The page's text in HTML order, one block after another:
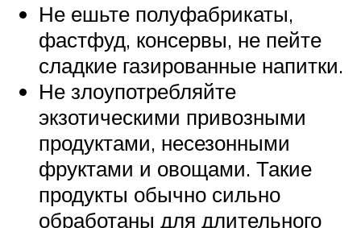
Не ешьте полуфабрикаты,
фастфуд, консервы, не пейте
сладкие газированные напитки.
Не злоупотребляйте
экзотическими привозными
продуктами, несезонными
фруктами и овощами. Такие
продукты обычно сильно
обработаны для длительного